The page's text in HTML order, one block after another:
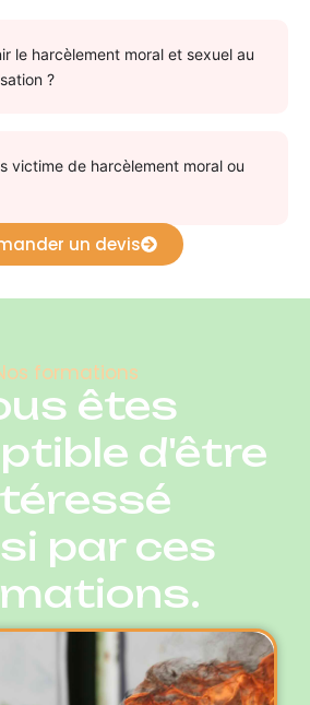
le harcèlement moral et sexuel au
?
victime de harcèlement moral ou
un devis
formations
êtes
d'être
par ces